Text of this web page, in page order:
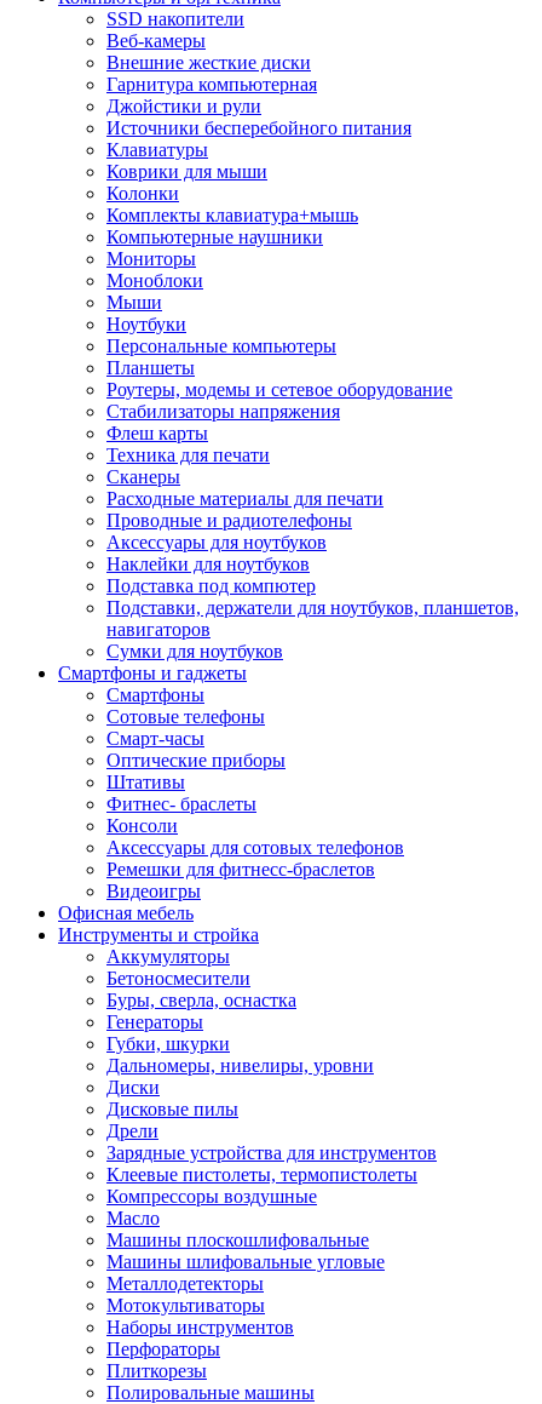
SSD накопители
Веб-камеры
Внешние жесткие диски
Гарнитура компьютерная
Джойстики и рули
Источники бесперебойного питания
Клавиатуры
Коврики для мыши
Колонки
Комплекты клавиатура+мышь
Компьютерные наушники
Мониторы
Моноблоки
Мыши
Ноутбуки
Персональные компьютеры
Планшеты
Роутеры, модемы и сетевое оборудование
Стабилизаторы напряжения
Флеш карты
Техника для печати
Сканеры
Расходные материалы для печати
Проводные и радиотелефоны
Аксессуары для ноутбуков
Наклейки для ноутбуков
Подставка под компютер
Подставки, держатели для ноутбуков, планшетов,
навигаторов
Сумки для ноутбуков
Смартфоны и гаджеты
Смартфоны
Сотовые телефоны
Смарт-часы
Оптические приборы
Штативы
Фитнес- браслеты
Консоли
Аксессуары для сотовых телефонов
Ремешки для фитнесс-браслетов
Видеоигры
Офисная мебель
Инструменты и стройка
Аккумуляторы
Бетоносмесители
Буры, сверла, оснастка
Генераторы
Губки, шкурки
Дальномеры, нивелиры, уровни
Диски
Дисковые пилы
Дрели
Зарядные устройства для инструментов
Клеевые пистолеты, термопистолеты
Компрессоры воздушные
Масло
Машины плоскошлифовальные
Машины шлифовальные угловые
Металлодетекторы
Мотокультиваторы
Наборы инструментов
Перфораторы
Плиткорезы
Полировальные машины